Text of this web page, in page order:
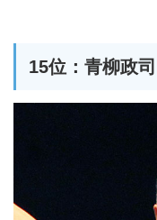
15位：青柳政司